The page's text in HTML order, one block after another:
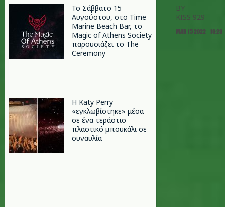
Το Σάββατο 15
Αυγούστου, στο Time
Marine Beach Bar, το
Magic of Athens Society
παρουσιάζει το The
Ceremony
H Katy Perry
«εγκλωβίστηκε» μέσα
σε ένα τεράστιο
πλαστικό μπουκάλι σε
συναυλία
BY
KISS 929
MAR 15 2022 - 10:23